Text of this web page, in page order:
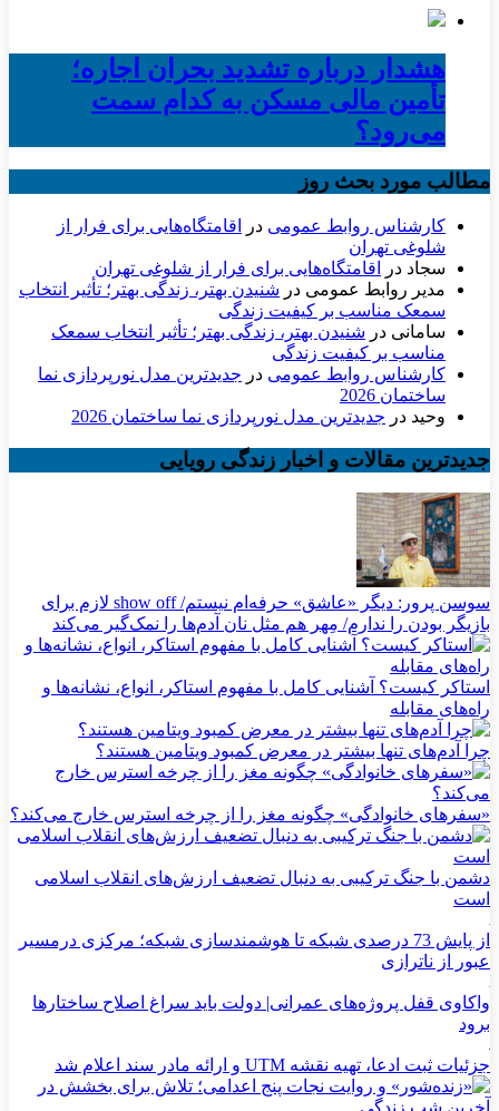
هشدار درباره تشدید بحران اجاره؛
تأمین مالی مسکن به کدام سمت
می‌رود؟
مطالب مورد بحث روز
کارشناس روابط عمومی در
اقامتگاه‌هایی برای فرار از
شلوغی تهران
سجاد در
اقامتگاه‌هایی برای فرار از شلوغی تهران
مدیر روابط عمومی در شنیدن بهتر، زندگی بهتر؛ تأثیر انتخاب
سمعک مناسب بر کیفیت زندگی
سامانی در شنیدن بهتر، زندگی بهتر؛ تأثیر انتخاب سمعک
مناسب بر کیفیت زندگی
کارشناس روابط عمومی در جدیدترین مدل نورپردازی نما
ساختمان 2026
وحید در جدیدترین مدل نورپردازی نما ساختمان 2026
جدیدترین مقالات و اخبار زندگی رویایی
سوسن پرور: دیگر «عاشق» حرفه‌ام نیستم/ show off لازم برای
بازیگر بودن را ندارم/ مِهر هم مثل نان آدم‌ها را نمک‌گیر می‌کند
استاکر کیست؟ آشنایی کامل با مفهوم استاکر، انواع، نشانه‌ها و
راه‌های مقابله
چرا آدم‌های تنها بیشتر در معرض کمبود ویتامین هستند؟
«سفرهای خانوادگی» چگونه مغز را از چرخه استرس خارج می‌کند؟
دشمن با جنگ ترکیبی به دنبال تضعیف ارزش‌های انقلاب اسلامی
است
از پایش 73 درصدی شبکه تا هوشمندسازی شبکه؛ مرکزی درمسیر
عبور از ناترازی
واکاوی قفل پروژه‌های عمرانی| دولت باید سراغ اصلاح ساختارها
برود
جزئیات ثبت ادعا، تهیه نقشه UTM و ارائه مادر سند اعلام شد